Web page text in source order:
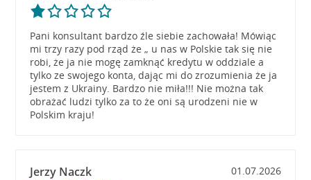
Pani konsultant bardzo źle siebie zachowała! Mówiąc
mi trzy razy pod rząd że „ u nas w Polskie tak się nie
robi, że ja nie mogę zamknąć kredytu w oddziale a
tylko ze swojego konta, dając mi do zrozumienia że ja
jestem z Ukrainy. Bardzo nie miła!!! Nie można tak
obrażać ludzi tylko za to że oni są urodzeni nie w
Polskim kraju!
Jerzy Naczk 01.07.2026